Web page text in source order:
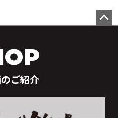
ご紹介